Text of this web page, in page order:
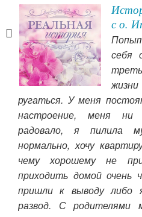
с о.
себя
ругаться. У меня
настроение, меня
радовало, я пилила
нормально, хочу
чему хорошему не
приходить домой очень
пришли к выводу либо
развод. С родителями